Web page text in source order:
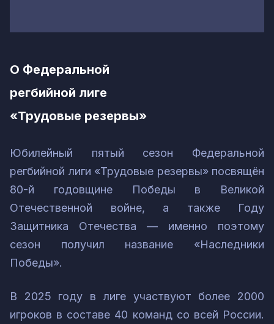
О Федеральной
регбийной лиге
«Трудовые резервы»
Юбилейный пятый сезон Федеральной
регбийной лиги «Трудовые резервы» посвящён
80-й годовщине Победы в Великой
Отечественной войне, а также Году
Защитника Отечества — именно поэтому
сезон получил название «Наследники
Победы».
В 2025 году в лиге участвуют более 2000
игроков в составе 40 команд со всей России.